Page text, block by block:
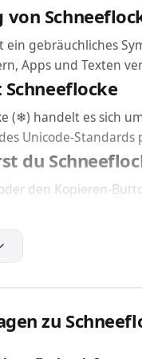
von
ein gebräuchliches
Apps und Texten
(❄) handelt es sich
Unicode-
du
den Kopieren-
brauchst du dafür
unabhängig von
zu